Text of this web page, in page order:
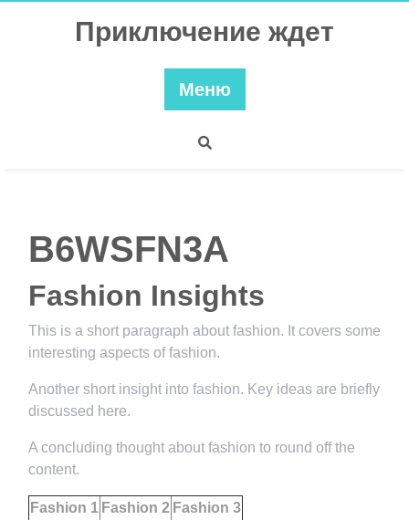
Приключение ждет
Меню
B6WSFN3A
Fashion Insights
This is a short paragraph about fashion. It covers some
interesting aspects of fashion.
Another short insight into fashion. Key ideas are briefly
discussed here.
A concluding thought about fashion to round off the
content.
Fashion 1 Fashion 2 Fashion 3